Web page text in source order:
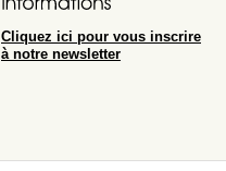
Cliquez ici pour vous inscrire
à notre newsletter